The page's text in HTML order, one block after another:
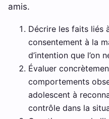
amis.
Décrire les faits liés
consentement à la
d’intention que l’on
Évaluer
comportements
adolescent à
contrôle dans la